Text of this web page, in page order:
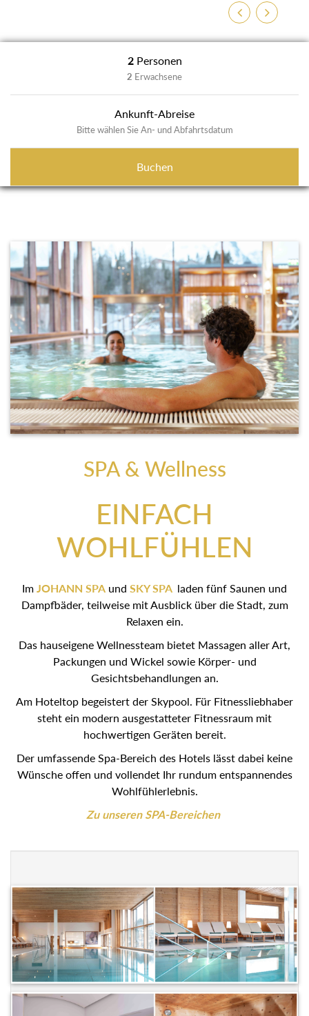
ZurückWeiter
2 Personen
2 Erwachsene
Ankunft-Abreise
Bitte wählen Sie An- und Abfahrtsdatum
Buchen
SPA & Wellness
EINFACH
WOHLFÜHLEN
Im JOHANN SPA und SKY SPA laden fünf Saunen und
Dampfbäder, teilweise mit Ausblick über die Stadt, zum
Relaxen ein.
Das hauseigene Wellnessteam bietet Massagen aller Art,
Packungen und Wickel sowie Körper- und
Gesichtsbehandlungen an.
Am Hoteltop begeistert der Skypool. Für Fitnessliebhaber
steht ein modern ausgestatteter Fitnessraum mit
hochwertigen Geräten bereit.
Der umfassende Spa-Bereich des Hotels lässt dabei keine
Wünsche offen und vollendet Ihr rundum entspannendes
Wohlfühlerlebnis.
Zu unseren SPA-Bereichen